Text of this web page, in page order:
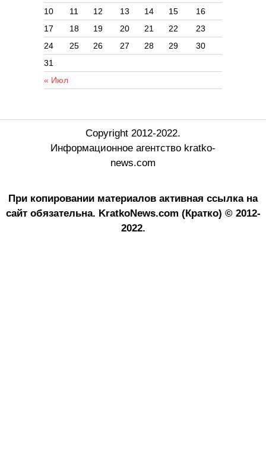
« Июл
10
11 12 13 14 15
16
17
18 19 20 21 22
23
24
25 26 27 28 29
30
31
Copyright 2012-2022.
Информационное агентство kratko-
news.com
При копировании материалов активная ссылка на
сайт обязательна. KratkoNews.com (Кратко) © 2012-
2022.